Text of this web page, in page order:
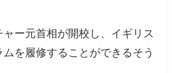
ー元首相が開校し、イギリス
を履修することができるそう